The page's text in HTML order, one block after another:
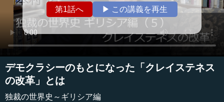
第1話へ ▶ この講義を再生
デモクラシーのもとになった「クレイステネス
の改革」とは
独裁の世界史～ギリシア編